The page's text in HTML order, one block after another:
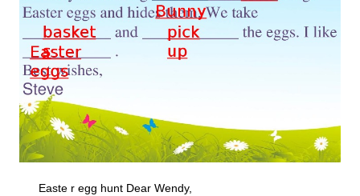
Easte r egg hunt Dear Wendy,